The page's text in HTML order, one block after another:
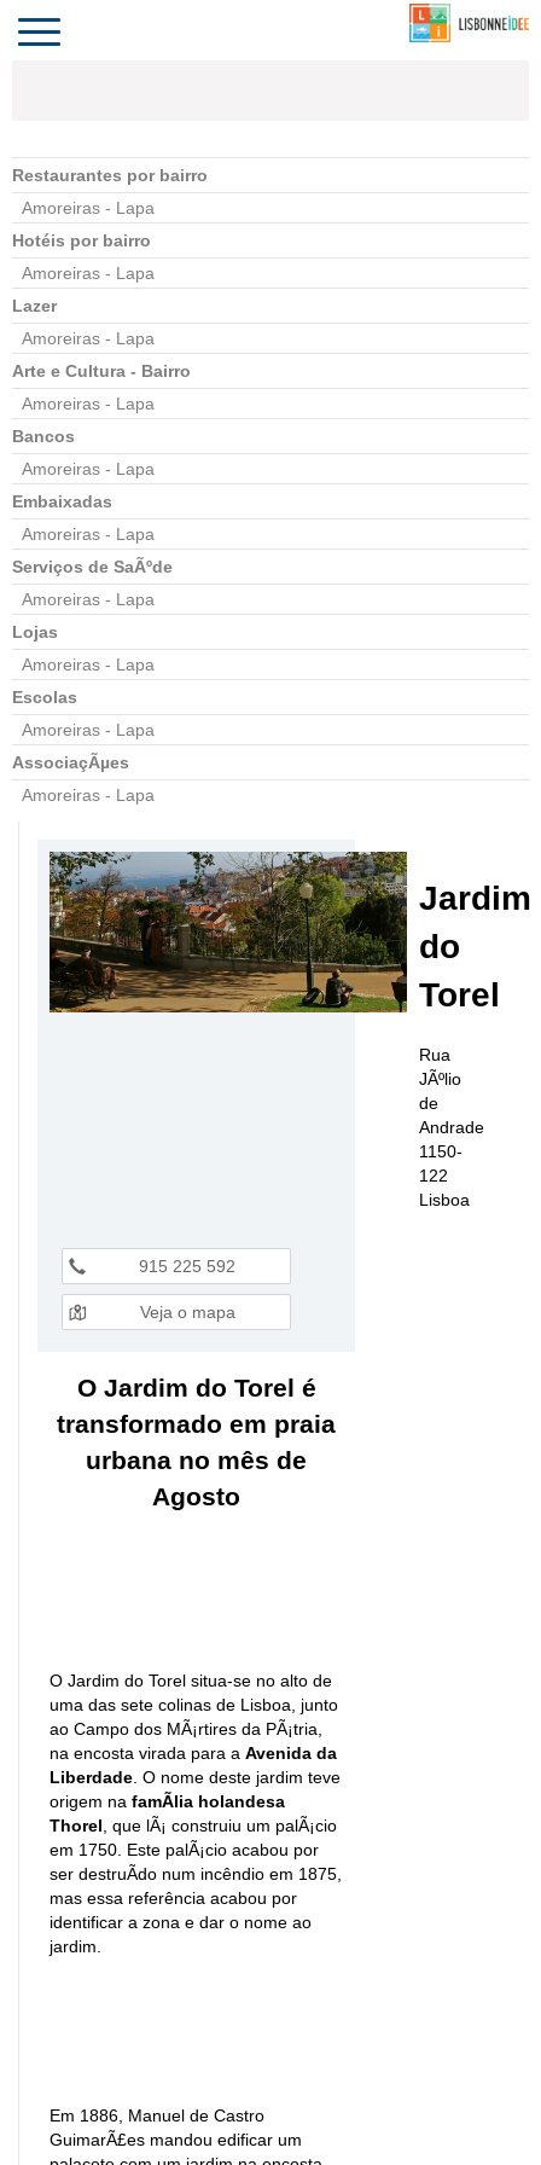
PORTUGAL
Toggle
navigation
Restaurantes por bairro
Amoreiras - Lapa
Hotéis por bairro
Amoreiras - Lapa
Lazer
Amoreiras - Lapa
Arte e Cultura - Bairro
Amoreiras - Lapa
Bancos
Amoreiras - Lapa
Embaixadas
Amoreiras - Lapa
Serviços de SaÃºde
Amoreiras - Lapa
Lojas
Amoreiras - Lapa
Escolas
Amoreiras - Lapa
AssociaçÃµes
Amoreiras - Lapa
Jardim
do
Torel
Rua
JÃºlio
de
Andrade
1150-
122
Lisboa
915 225 592
Veja o mapa
O Jardim do Torel é
transformado em praia
urbana no mês de
Agosto
O Jardim do Torel situa-se no alto de
uma das sete colinas de Lisboa, junto
ao Campo dos MÃ¡rtires da PÃ¡tria,
na encosta virada para a Avenida da
Liberdade . O nome deste jardim teve
origem na famÃ­lia holandesa
Thorel , que lÃ¡ construiu um palÃ¡cio
em 1750. Este palÃ¡cio acabou por
ser destruÃ­do num incêndio em 1875,
mas essa referência acabou por
identificar a zona e dar o nome ao
jardim.
Em 1886, Manuel de Castro
GuimarÃ£es mandou edificar um